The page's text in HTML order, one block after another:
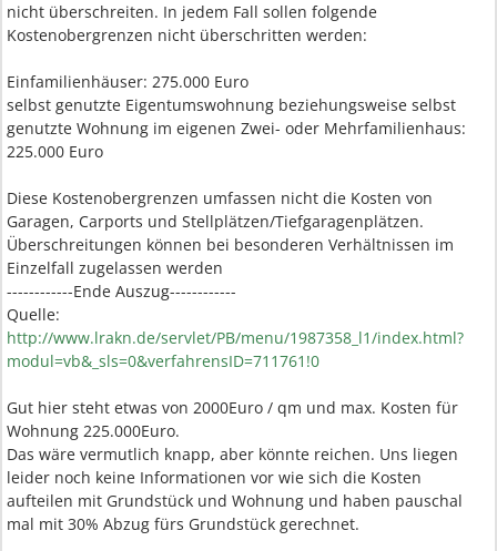
nicht überschreiten. In jedem Fall sollen folgende
Kostenobergrenzen nicht überschritten werden:
Einfamilienhäuser: 275.000 Euro
selbst genutzte Eigentumswohnung beziehungsweise selbst
genutzte Wohnung im eigenen Zwei- oder Mehrfamilienhaus:
225.000 Euro
Diese Kostenobergrenzen umfassen nicht die Kosten von
Garagen, Carports und Stellplätzen/Tiefgaragenplätzen.
Überschreitungen können bei besonderen Verhältnissen im
Einzelfall zugelassen werden
------------Ende Auszug------------
Quelle:
http://www.lrakn.de/servlet/PB/menu/1987358_l1/index.html?
modul=vb&_sls=0&verfahrensID=711761!0
Gut hier steht etwas von 2000Euro / qm und max. Kosten für
Wohnung 225.000Euro.
Das wäre vermutlich knapp, aber könnte reichen. Uns liegen
leider noch keine Informationen vor wie sich die Kosten
aufteilen mit Grundstück und Wohnung und haben pauschal
mal mit 30% Abzug fürs Grundstück gerechnet.